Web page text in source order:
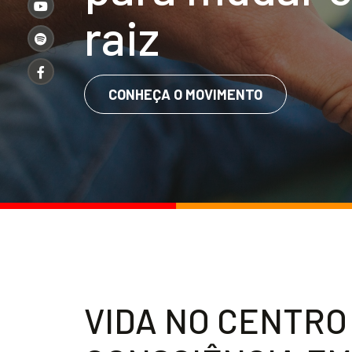
raiz
CONHEÇA O MOVIMENTO
VIDA NO CENTRO